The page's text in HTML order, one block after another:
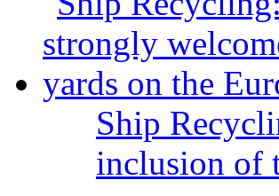
Ship
inclusion of